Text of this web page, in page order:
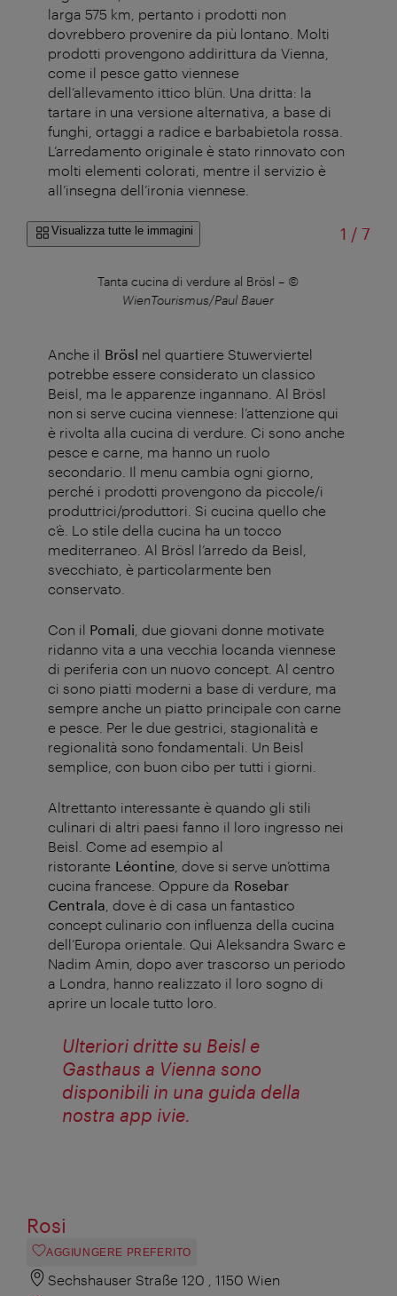
larga 575 km, pertanto i prodotti non
dovrebbero provenire da più lontano. Molti
prodotti provengono addirittura da Vienna,
come il pesce gatto viennese
dell’allevamento ittico blün. Una dritta: la
tartare in una versione alternativa, a base di
funghi, ortaggi a radice e barbabietola rossa.
L’arredamento originale è stato rinnovato con
molti elementi colorati, mentre il servizio è
all’insegna dell’ironia viennese.
Visualizza tutte le immagini 1 /di
7
Tanta cucina di verdure al Brösl – ©
WienTourismus/Paul Bauer
Anche il Brösl nel quartiere Stuwerviertel
potrebbe essere considerato un classico
Beisl, ma le apparenze ingannano. Al Brösl
non si serve cucina viennese: l’attenzione qui
è rivolta alla cucina di verdure. Ci sono anche
pesce e carne, ma hanno un ruolo
secondario. Il menu cambia ogni giorno,
perché i prodotti provengono da piccole/i
produttrici/produttori. Si cucina quello che
c’è. Lo stile della cucina ha un tocco
mediterraneo. Al Brösl l’arredo da Beisl,
svecchiato, è particolarmente ben
conservato.
Con il Pomali , due giovani donne motivate
ridanno vita a una vecchia locanda viennese
di periferia con un nuovo concept. Al centro
ci sono piatti moderni a base di verdure, ma
sempre anche un piatto principale con carne
e pesce. Per le due gestrici, stagionalità e
regionalità sono fondamentali. Un Beisl
semplice, con buon cibo per tutti i giorni.
Altrettanto interessante è quando gli stili
culinari di altri paesi fanno il loro ingresso nei
Beisl. Come ad esempio al
ristorante Léontine , dove si serve un’ottima
cucina francese. Oppure da Rosebar
Centrala , dove è di casa un fantastico
concept culinario con influenza della cucina
dell’Europa orientale. Qui Aleksandra Swarc e
Nadim Amin, dopo aver trascorso un periodo
a Londra, hanno realizzato il loro sogno di
aprire un locale tutto loro.
Ulteriori dritte su Beisl e
Gasthaus a Vienna sono
disponibili in una guida della
nostra app ivie.
Rosi
AGGIUNGERE PREFERITO
Sechshauser Straße 120 , 1150 Wien